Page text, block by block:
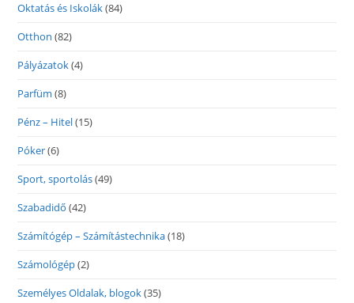
Oktatás és Iskolák(84)
Otthon (82)
Pályázatok(4)
Parfüm (8)
Pénz – Hitel(15)
Póker(6)
Sport, sportolás(49)
Szabadidő (42)
Számítógép – Számítástechnika(18)
Számológép(2)
Személyes Oldalak, blogok(35)